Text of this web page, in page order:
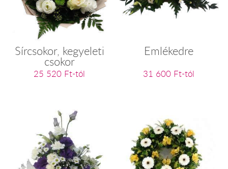
Sírcsokor, kegyeleti
csokor
25 520 Ft-tól
Emlékedre
31 600 Ft-tól